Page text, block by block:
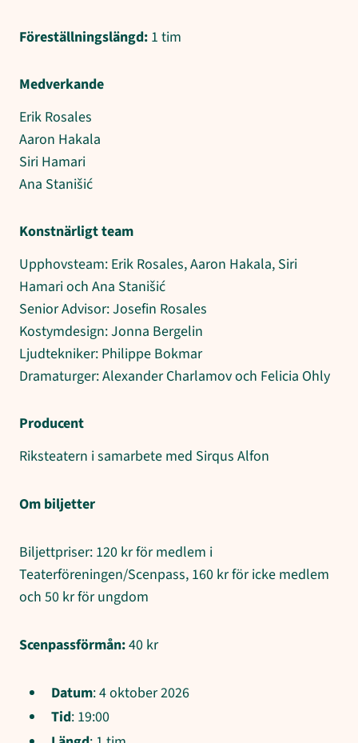
Föreställningslängd: 1 tim
Medverkande
Erik Rosales
Aaron Hakala
Siri Hamari
Ana Stanišić
Konstnärligt team
Upphovsteam: Erik Rosales, Aaron Hakala, Siri
Hamari och Ana Stanišić
Senior Advisor: Josefin Rosales
Kostymdesign: Jonna Bergelin
Ljudtekniker: Philippe Bokmar
Dramaturger: Alexander Charlamov och Felicia Ohly
Producent
Riksteatern i samarbete med Sirqus Alfon
Om biljetter
Biljettpriser: 120 kr för medlem i
Teaterföreningen/Scenpass, 160 kr för icke medlem
och 50 kr för ungdom
Scenpassförmån:40 kr
Datum: 4 oktober 2026
Tid: 19:00